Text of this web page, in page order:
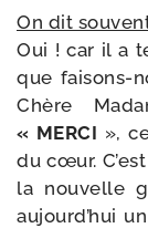
On dit
Oui ! car il a
que faisons-​
Chère
« MERCI »,
du cœur.
la nou­velle
aujourd’­hui